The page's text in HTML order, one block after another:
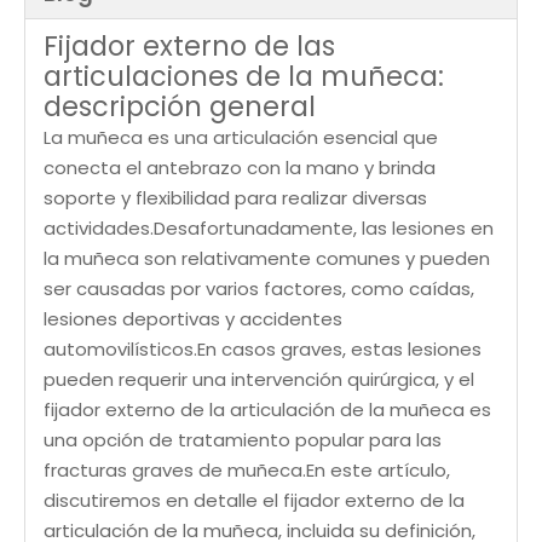
Fijador externo de las
articulaciones de la muñeca:
descripción general
La muñeca es una articulación esencial que
conecta el antebrazo con la mano y brinda
soporte y flexibilidad para realizar diversas
actividades.Desafortunadamente, las lesiones en
la muñeca son relativamente comunes y pueden
ser causadas por varios factores, como caídas,
lesiones deportivas y accidentes
automovilísticos.En casos graves, estas lesiones
pueden requerir una intervención quirúrgica, y el
fijador externo de la articulación de la muñeca es
una opción de tratamiento popular para las
fracturas graves de muñeca.En este artículo,
discutiremos en detalle el fijador externo de la
articulación de la muñeca, incluida su definición,